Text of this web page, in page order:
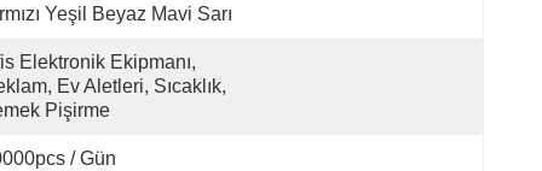
Yeşil Beyaz Mavi Sarı
Elektronik Ekipmanı,
Ev Aletleri, Sıcaklık,
Pişirme
/ Gün